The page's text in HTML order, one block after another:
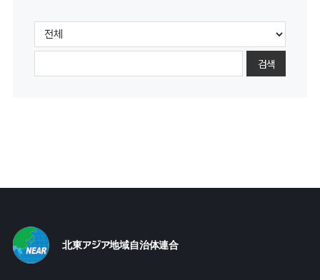
검색
北東アジア地域自治体連合